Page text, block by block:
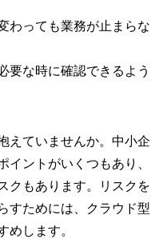
わっても業務が止まらな
要な時に確認できるよう
えていませんか。中小企
ントがいくつもあり、
クもあります。リスクを
すためには、クラウド型
します。